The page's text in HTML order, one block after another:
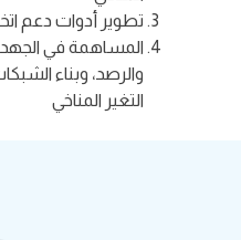
تطوير أدوات دعم
المساهمة في الجهد
والرصد، وبناء
التغير المناخي